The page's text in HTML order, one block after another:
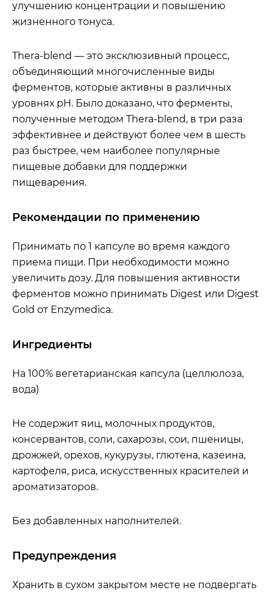
улучшению концентрации и повышению
жизненного тонуса.
Thera-blend — это эксклюзивный процесс,
объединяющий многочисленные виды
ферментов, которые активны в различных
уровнях pH. Было доказано, что ферменты,
полученные методом Thera-blend, в три раза
эффективнее и действуют более чем в шесть
раз быстрее, чем наиболее популярные
пищевые добавки для поддержки
пищеварения.
Рекомендации по применению
Принимать по 1 капсуле во время каждого
приема пищи. При необходимости можно
увеличить дозу. Для повышения активности
ферментов можно принимать Digest или Digest
Gold от Enzymedica.
Ингредиенты
На 100% вегетарианская капсула (целлюлоза,
вода)
Не содержит яиц, молочных продуктов,
консервантов, соли, сахарозы, сои, пшеницы,
дрожжей, орехов, кукурузы, глютена, казеина,
картофеля, риса, искусственных красителей и
ароматизаторов.
Без добавленных наполнителей.
Предупреждения
Хранить в сухом закрытом месте не подвергать